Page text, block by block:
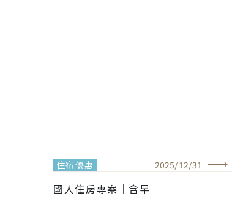
住宿優惠 2025/12/31
國人住房專案｜含早